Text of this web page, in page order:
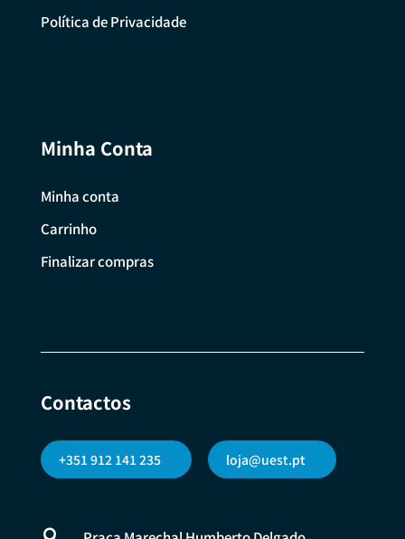
Política de Privacidade
Minha Conta
Minha conta
Carrinho
Finalizar compras
Contactos
+351 912 141 235 loja@uest.pt